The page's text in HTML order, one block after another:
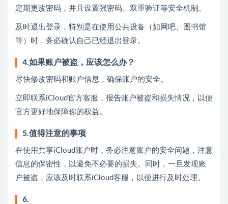
定期更改密码，并且设置强密码、双重验证等安全机制。
及时退出登录，特别是在使用公共设备（如网吧、图书馆
等）时，务必确认自己已经退出登录。
4.如果账户被盗，应该怎么办？
尽快修改密码和账户信息，确保账户的安全。
立即联系iCloud官方客服，报告账户被盗和损失情况，以便
官方更好地保障你的权益。
5.值得注意的事项
在使用共享iCloud账户时，务必注意账户的安全问题，注意
信息的保密性，以避免不必要的损失。同时，一旦发现账
户被盗，应该及时联系iCloud客服，以便进行及时处理。
6.